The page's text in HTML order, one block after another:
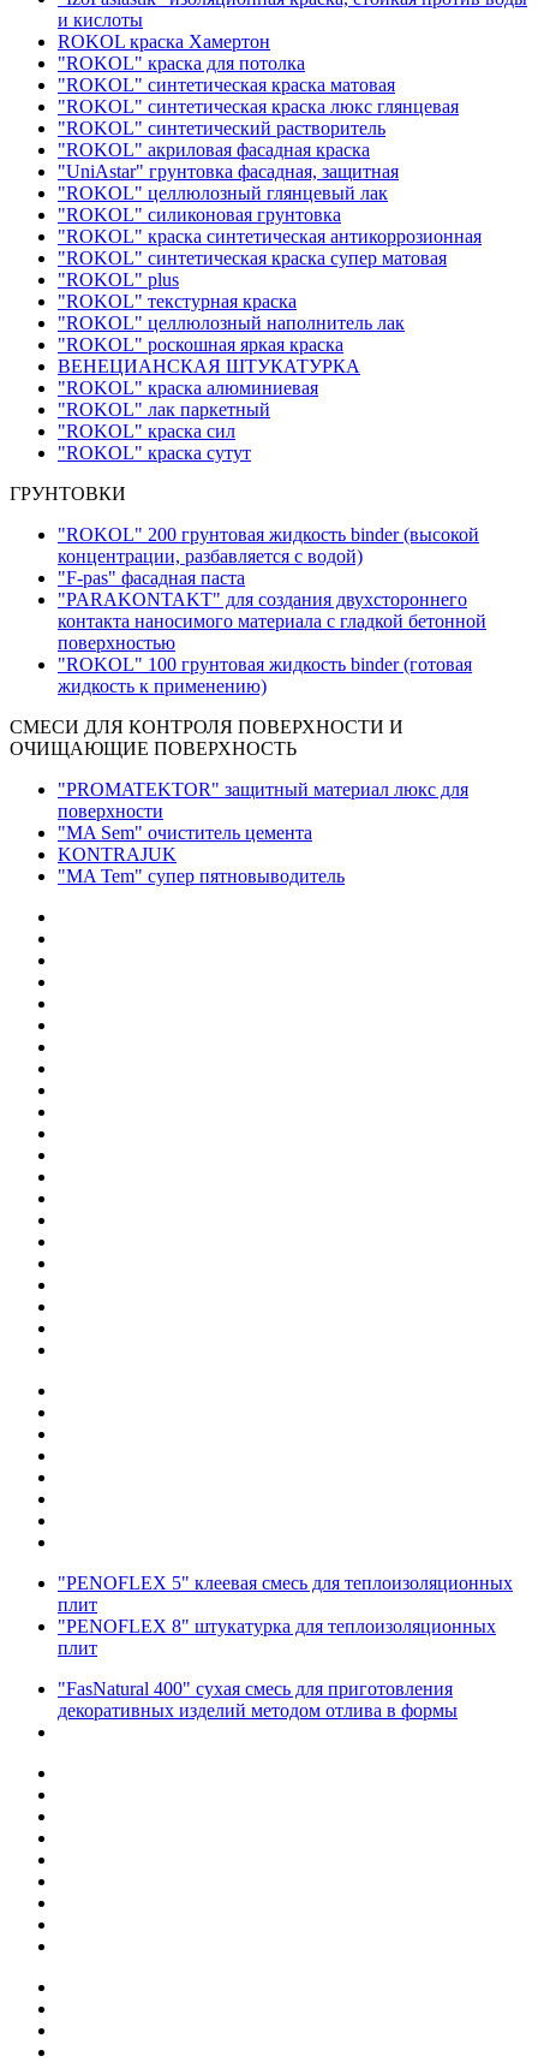
и кислоты
ROKOL краска Хамертон
"ROKOL" краска для потолка
"ROKOL" синтетическая краска матовая
"ROKOL" синтетическая краска люкс глянцевая
"ROKOL" синтетический растворитель
"ROKOL" акриловая фасадная краска
"UniAstar" грунтовка фасадная, защитная
"ROKOL" целлюлозный глянцевый лак
"ROKOL" силиконовая грунтовка
"ROKOL" краска синтетическая антикоррозионная
"ROKOL" синтетическая краска супер матовая
"ROKOL" plus
"ROKOL" текстурная краска
"ROKOL" целлюлозный наполнитель лак
"ROKOL" роскошная яркая краска
ВЕНЕЦИАНСКАЯ ШТУКАТУРКА
"ROKOL" краска алюминиевая
"ROKOL" лак паркетный
"ROKOL" краска сил
"ROKOL" краска сутут
ГРУНТОВКИ
"ROKOL" 200 грунтовая жидкость binder (высокой
концентрации, разбавляется с водой)
"F-pas" фасадная паста
"PARAKONTAKT" для создания двухстороннего
контакта наносимого материала с гладкой бетонной
поверхностью
"ROKOL" 100 грунтовая жидкость binder (готовая
жидкость к применению)
СМЕСИ ДЛЯ КОНТРОЛЯ ПОВЕРХНОСТИ И
ОЧИЩАЮЩИЕ ПОВЕРХНОСТЬ
"PROMATEKTOR" защитный материал люкс для
поверхности
"MA Sem" очиститель цемента
KONTRAJUK
"MA Tem" супер пятновыводитель
"PENOFLEX 5" клеевая смесь для теплоизоляционных
плит
"PENOFLEX 8" штукатурка для теплоизоляционных
плит
"FasNatural 400" сухая смесь для приготовления
декоративных изделий методом отлива в формы